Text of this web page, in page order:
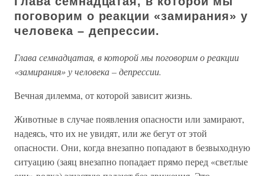
поговорим о реакции «замирания» у
человека – депрессии.
Глава семнадцатая, в которой мы поговорим о реакции
«замирания» у человека – депрессии.
Вечная дилемма, от которой зависит жизнь.
Животные в случае появления опасности или замирают,
надеясь, что их не увидят, или же бегут от этой
опасности. Они, когда внезапно попадают в безвыходную
ситуацию (заяц внезапно попадает прямо перед «светлые